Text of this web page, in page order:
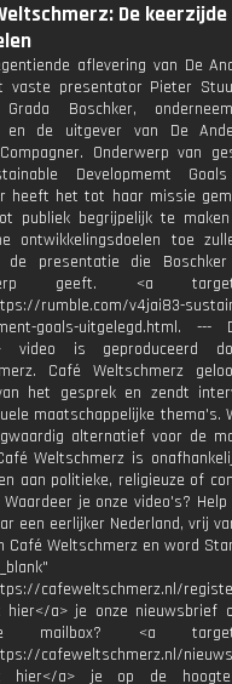
De keerzijde
aflevering van De
vaste presentator Pieter
Boschker,
en de uitgever van De
Onderwerp van
Developmemt Goals
heeft het tot haar missie
publiek begrijpelijk te
ontwikkelingsdoelen toe
de presentatie die
geeft. <a
rumble.com/v4jai83-
goals-uitgelegd.html. ---
video is geproduceerd
Café Weltschmerz
het gesprek en zendt
maatschappelijke thema's.
alternatief voor de
Weltschmerz is
aan politieke, religieuze of
je onze video's?
een eerlijker Nederland, vrij
Café Weltschmerz en word
cafeweltschmerz.nl/
hier</a> je onze nieuwsbrief
<a
cafeweltschmerz.nl/
hier</a> je op de